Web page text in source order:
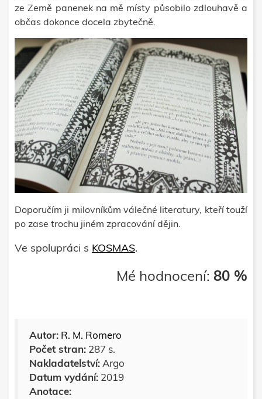
ze Země panenek na mě místy působilo zdlouhavě a
občas dokonce docela zbytečně.
Doporučím ji milovníkům válečné literatury, kteří touží
po zase trochu jiném zpracování dějin.
Ve spolupráci s KOSMAS.
Mé hodnocení: 80 %
Autor: R. M. Romero
Počet stran: 287 s.
Nakladatelství:Argo
Datum vydání: 2019
Anotace: